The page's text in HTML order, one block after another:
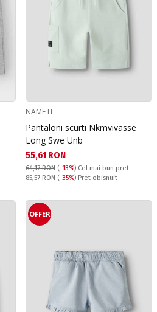
NAME IT
Pantaloni scurti Nkmvivasse
Long Swe Unb
Текуща цена:
55,61 RON
64,17 RON (-13%) Cel mai bun pret
Pret obisnuit:
85,57 RON (-35%) Pret obisnuit
OFFER